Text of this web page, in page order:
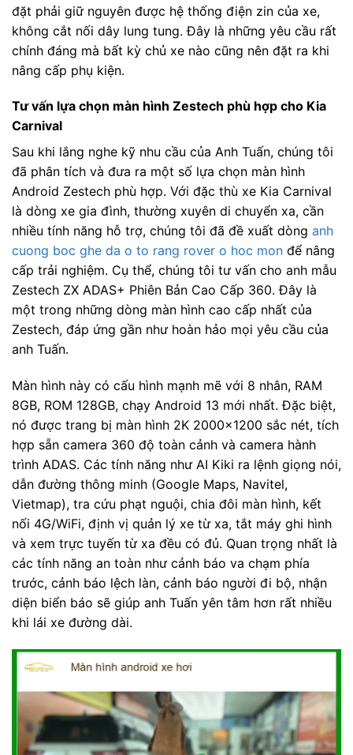
đặt phải giữ nguyên được hệ thống điện zin của xe,
không cắt nối dây lung tung. Đây là những yêu cầu rất
chính đáng mà bất kỳ chủ xe nào cũng nên đặt ra khi
nâng cấp phụ kiện.
Tư vấn lựa chọn màn hình Zestech phù hợp cho Kia
Carnival
Sau khi lắng nghe kỹ nhu cầu của Anh Tuấn, chúng tôi
đã phân tích và đưa ra một số lựa chọn màn hình
Android Zestech phù hợp. Với đặc thù xe Kia Carnival
là dòng xe gia đình, thường xuyên di chuyển xa, cần
nhiều tính năng hỗ trợ, chúng tôi đã đề xuất dòng anh
cuong boc ghe da o to rang rover o hoc mon để nâng
cấp trải nghiệm. Cụ thể, chúng tôi tư vấn cho anh mẫu
Zestech ZX ADAS+ Phiên Bản Cao Cấp 360. Đây là
một trong những dòng màn hình cao cấp nhất của
Zestech, đáp ứng gần như hoàn hảo mọi yêu cầu của
anh Tuấn.
Màn hình này có cấu hình mạnh mẽ với 8 nhân, RAM
8GB, ROM 128GB, chạy Android 13 mới nhất. Đặc biệt,
nó được trang bị màn hình 2K 2000×1200 sắc nét, tích
hợp sẵn camera 360 độ toàn cảnh và camera hành
trình ADAS. Các tính năng như AI Kiki ra lệnh giọng nói,
dẫn đường thông minh (Google Maps, Navitel,
Vietmap), tra cứu phạt nguội, chia đôi màn hình, kết
nối 4G/WiFi, định vị quản lý xe từ xa, tắt máy ghi hình
và xem trực tuyến từ xa đều có đủ. Quan trọng nhất là
các tính năng an toàn như cảnh báo va chạm phía
trước, cảnh báo lệch làn, cảnh báo người đi bộ, nhận
diện biển báo sẽ giúp anh Tuấn yên tâm hơn rất nhiều
khi lái xe đường dài.